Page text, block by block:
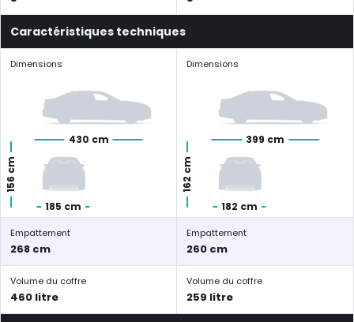
Caractéristiques techniques
Dimensions
430 cm
185 cm
156 cm
Dimensions
399 cm
182 cm
162 cm
Empattement
268 cm
Empattement
260 cm
Volume du coffre
460 litre
Volume du coffre
259 litre